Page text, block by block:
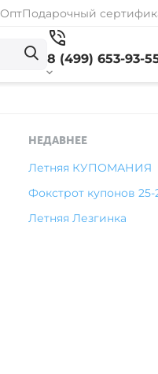
ОптПодарочный
8 (499) 653-93-
НЕДАВНЕЕ
Летняя КУПОМАНИЯ
Фокстрот купонов 25-
Летняя Лезгинка